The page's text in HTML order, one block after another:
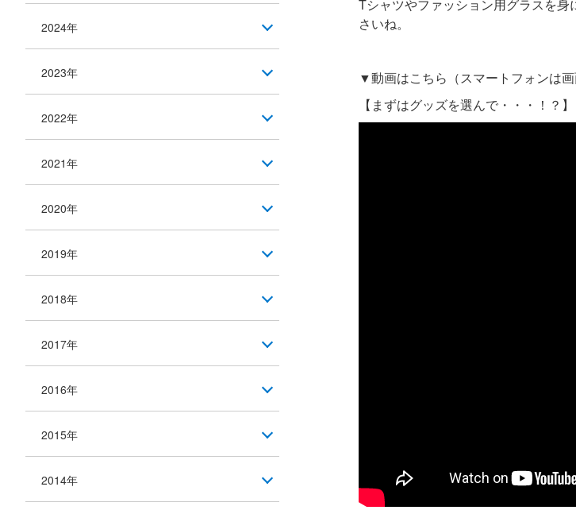
Tシャツやファッション用グラスを
さいね。
▼動画はこちら（スマートフォンは画
【まずはグッズを選んで・・・！？】
2024年
2023年
2022年
2021年
2020年
2019年
2018年
2017年
2016年
2015年
2014年